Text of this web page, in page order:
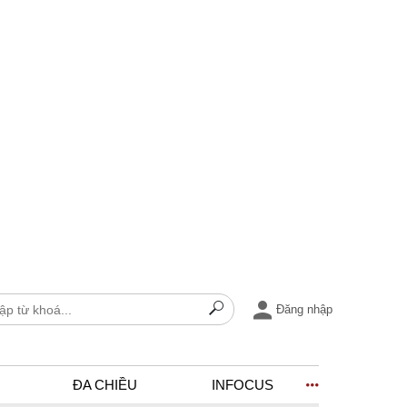
Đăng nhập
ĐA CHIỀU INFOCUS